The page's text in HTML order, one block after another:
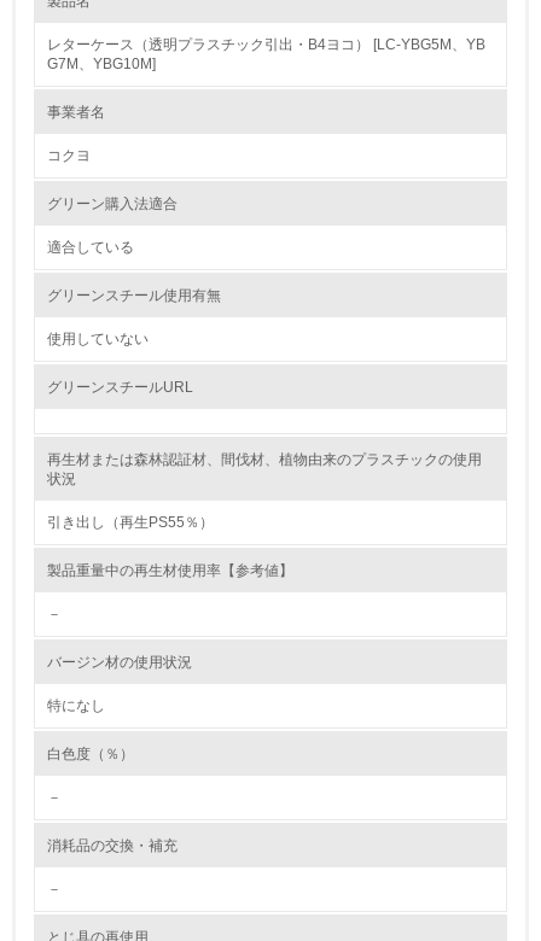
環境方針を持っている
環境対応の責任体制を定めている
環境問題に関する従業員教育を行っている
自社に関係する主要な環境法規制を把握し、順守している
レベル2
かしている
従業員が環境方針に基づいて自分の業務の中で行うべき環
→ 導入している規格名 ISO14001
第三者認証を取得している
レターケース（透明プラスチック引出・B4ヨコ） [LC-YBG5M、YB
G7M、YBG10M]
事業者名
コクヨ
グリーン購入法適合
適合している
グリーンスチール使用有無
使用していない
グリーンスチールURL
再生材または森林認証材、間伐材、植物由来のプラスチックの使用
状況
引き出し（再生PS55％）
製品重量中の再生材使用率【参考値】
－
バージン材の使用状況
特になし
白色度（％）
－
消耗品の交換・補充
－
とじ具の再使用